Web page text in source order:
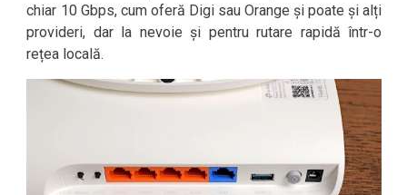
chiar 10 Gbps, cum oferă Digi sau Orange și poate și alți
provideri, dar la nevoie și pentru rutare rapidă într-o
rețea locală.